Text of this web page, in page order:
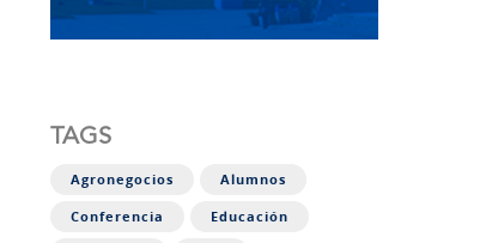
TAGS
Agronegocios Alumnos
Conferencia Educación